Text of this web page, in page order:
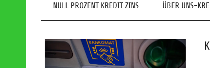
NULL PROZENT KREDIT ZINS ÜBER UNS-